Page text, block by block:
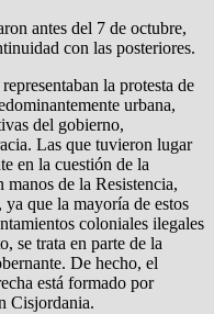
antes del 7 de octubre,
con las posteriores.
la protesta de
urbana,
del gobierno,
Las que tuvieron lugar
en la cuestión de la
de la Resistencia,
que la mayoría de estos
coloniales ilegales
se trata en parte de la
De hecho, el
está formado por
Cisjordania.